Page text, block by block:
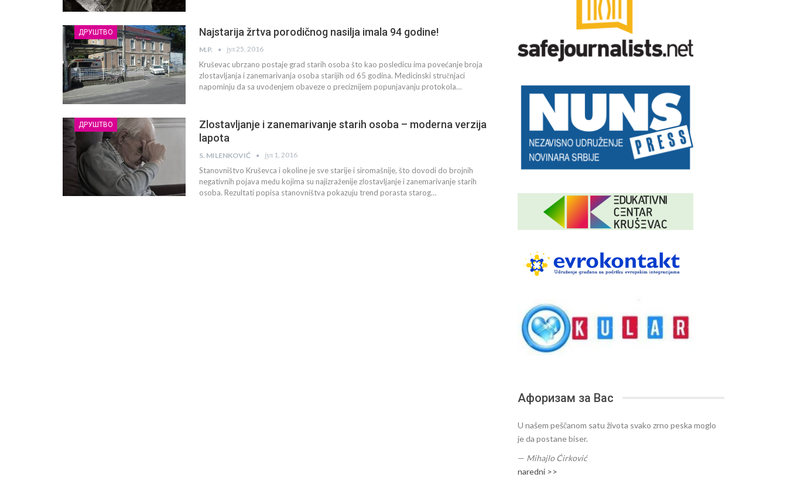
ДРУШТВО Najstarija žrtva porodičnog nasilja imala 94 godine!
M.P. јул 25, 2016
Kruševac ubrzano postaje grad starih osoba što kao posledicu ima povećanje broja
zlostavljanja i zanemarivanja osoba starijih od 65 godina. Medicinski stručnjaci
napominju da sa uvođenjem obaveze o preciznijem popunjavanju protokola…
ДРУШТВО
Zlostavljanje i zanemarivanje starih osoba – moderna verzija
lapota
S. MILENKOVIĆ јул 1, 2016
Stanovništvo Kruševca i okoline je sve starije i siromašnije, što dovodi do brojnih
negativnih pojava među kojima su najizraženije zlostavljanje i zanemarivanje starih
osoba. Rezultati popisa stanovništva pokazuju trend porasta starog…
Афоризам за Вас
U našem peščanom satu života svako zrno peska moglo
je da postane biser.
— Mihajlo Ćirković
naredni >>